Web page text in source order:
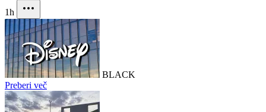
1h
BLACK
Preberi več